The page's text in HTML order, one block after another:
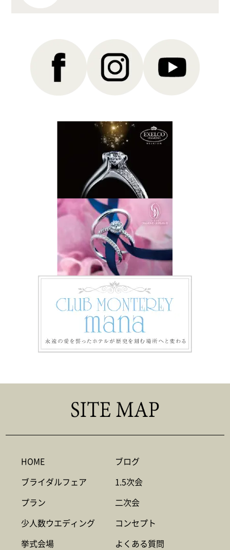
HOME
ブライダルフェア
プラン
少人数ウエディング
挙式会場
ブログ
1.5次会
二次会
コンセプト
よくある質問